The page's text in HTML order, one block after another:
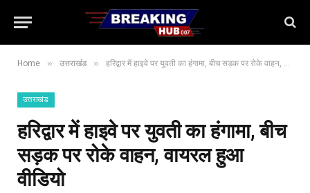
Home » उत्तराखंड » हरिद्वार में हाइवे पर युवती का हंगामा, बीच सड़क पर रोके वाहन, वायरल हुआ वीडियो
उत्तराखंड
हरिद्वार में हाइवे पर युवती का हंगामा, बीच
सड़क पर रोके वाहन, वायरल हुआ
वीडियो